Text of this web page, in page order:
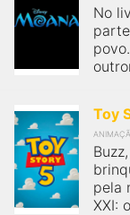
No
Toy
pela
XXI: